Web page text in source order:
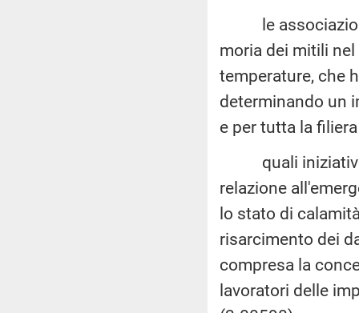
le associazioni
moria dei mitili
temperature, che
determinando un
e per tutta la
quali iniziative
relazione
lo stato di
risarcimento dei
compresa la
lavoratori delle